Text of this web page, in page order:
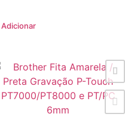
Adicionar